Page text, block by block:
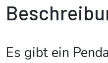
Es gibt ein